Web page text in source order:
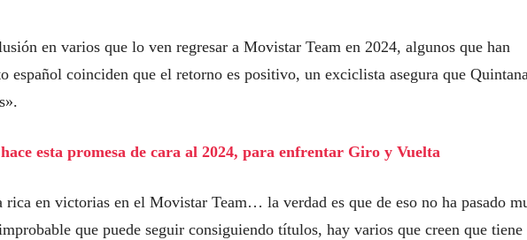
en varios que lo ven regresar a Movistar Team en 2024, algunos que han
español coinciden que el retorno es positivo, un exciclista asegura que
esta promesa de cara al 2024, para enfrentar Giro y Vuelta
en victorias en el Movistar Team… la verdad es que de eso no ha pasado
que puede seguir consiguiendo títulos, hay varios que creen que tiene